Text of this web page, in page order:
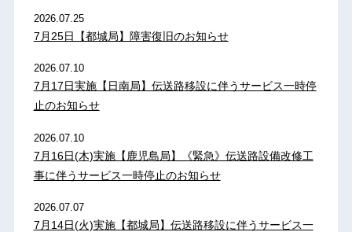
2026.07.25
7月25日【都城局】障害復旧のお知らせ
2026.07.10
7月17日実施【日南局】伝送路移設に伴うサービス一時停
止のお知らせ
2026.07.10
7月16日(木)実施【鹿児島局】《緊急》伝送路設備改修工
事に伴うサービス一時停止のお知らせ
2026.07.07
7月14日(火)実施【都城局】伝送路移設に伴うサービス一